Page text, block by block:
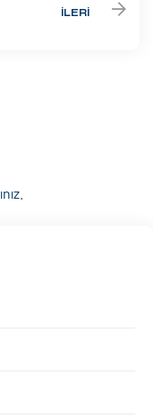
İLERI